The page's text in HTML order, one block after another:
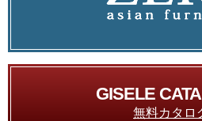
GISELE
無料カタロ